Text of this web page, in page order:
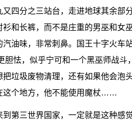
四分之三站台，走进地球其余部
和长裤，而不是庄重的男巫和女
油味，非常刺鼻。国王十字火车
胆怯，似乎宁可和一个黑巫师战斗
垃圾废物清理，还有如果他会泡
这个地方，他不能使用魔杖……
第三世界国家，一定就是这种感觉